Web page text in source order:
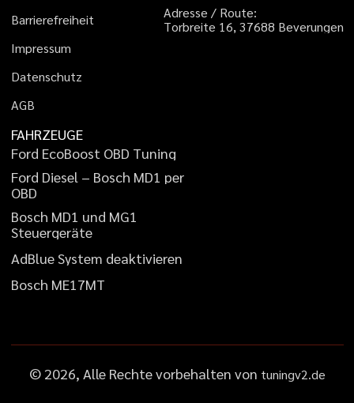
Barrierefreiheit
Impressum
Datenschutz
AGB
Adresse / Route:
Torbreite 16, 37688 Beverungen
FAHRZEUGE
Ford EcoBoost OBD Tuning
Ford Diesel – Bosch MD1 per
OBD
Bosch MD1 und MG1
Steuergeräte
AdBlueSystem deaktivieren
Bosch ME17MT
© 2026, Alle Rechte vorbehalten von tuningv2.de